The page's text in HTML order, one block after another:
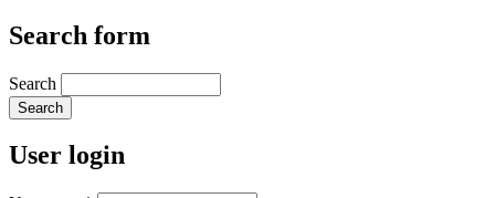
Search form
Search
User login